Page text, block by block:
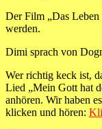
Der Film „Das
werden.
Dimi sprach von
Wer richtig keck ist,
Lied „Mein Gott hat
anhören. Wir haben
klicken und hören: